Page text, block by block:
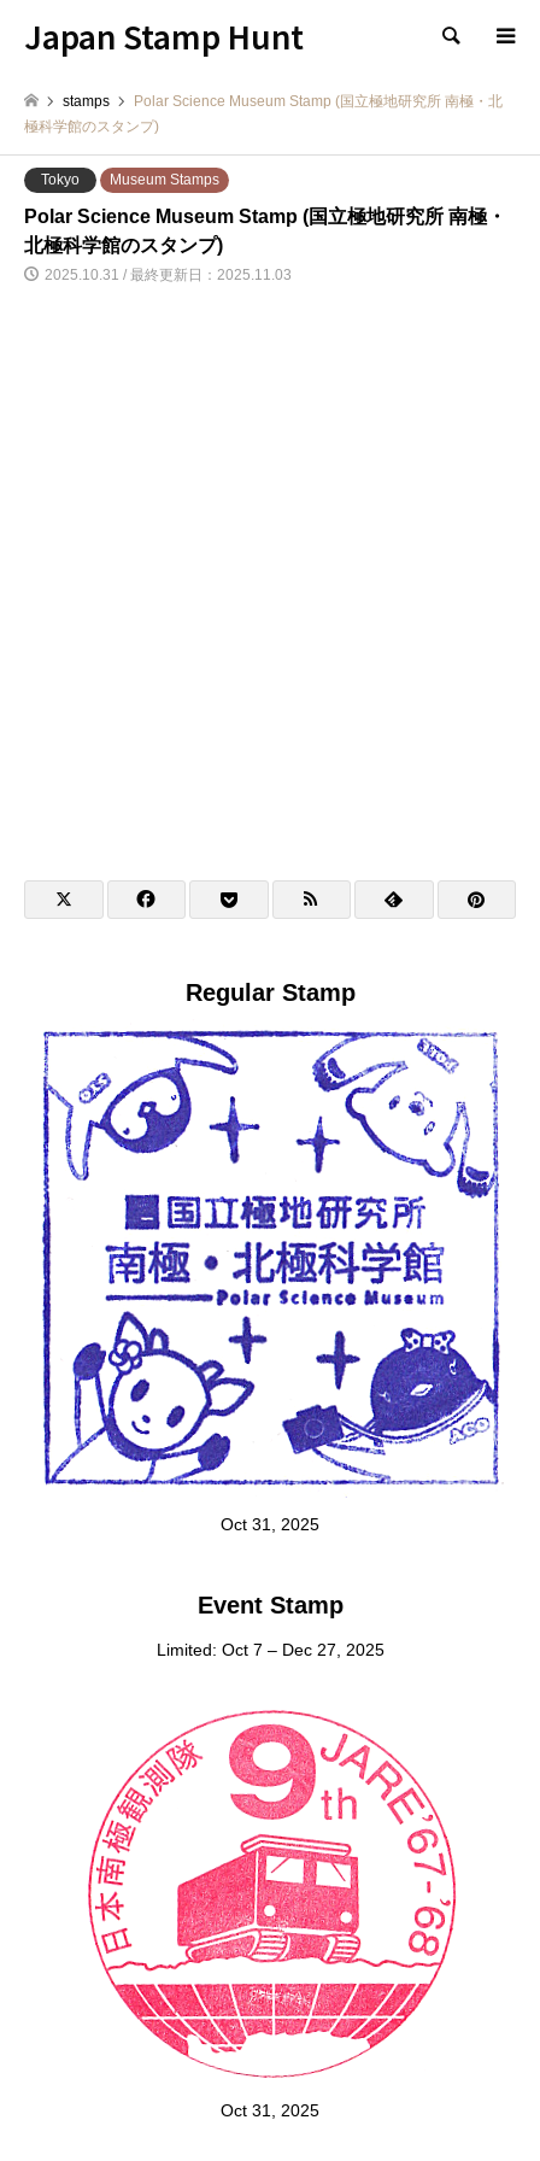
Japan Stamp Hunt 検索
stamps
Polar Science Museum Stamp (国立極地研究所 南極・北
極科学館のスタンプ)
Tokyo Museum Stamps
Polar Science Museum Stamp (国立極地研究所 南極・
北極科学館のスタンプ)
2025.10.31 / 最終更新日：2025.11.03
Regular Stamp
Oct 31, 2025
Event Stamp
Limited: Oct 7 – Dec 27, 2025
Oct 31, 2025